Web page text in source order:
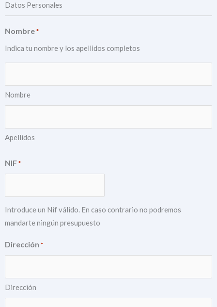
Datos Personales
Nombre *
Indica tu nombre y los apellidos completos
Nombre
Apellidos
NIF *
Introduce un Nif válido. En caso contrario no podremos
mandarte ningún presupuesto
Dirección *
Dirección